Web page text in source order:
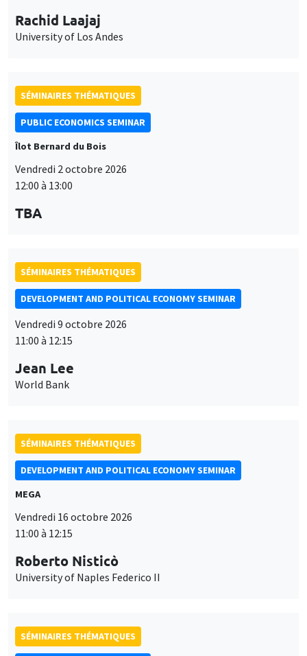
Rachid Laajaj
University of Los Andes
SÉMINAIRES THÉMATIQUES
PUBLIC ECONOMICS SEMINAR
Îlot Bernard du Bois
Vendredi 2 octobre 2026
12:00 à 13:00
TBA
SÉMINAIRES THÉMATIQUES
DEVELOPMENT AND POLITICAL ECONOMY SEMINAR
Vendredi 9 octobre 2026
11:00 à 12:15
Jean Lee
World Bank
SÉMINAIRES THÉMATIQUES
DEVELOPMENT AND POLITICAL ECONOMY SEMINAR
MEGA
Vendredi 16 octobre 2026
11:00 à 12:15
Roberto Nisticò
University of Naples Federico II
SÉMINAIRES THÉMATIQUES